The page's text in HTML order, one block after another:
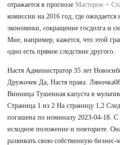
отражается в прогнозе Мастерон +
комиссии на 2016 год, где
экономики, сокращение госдолга и
Мне, например, кажется, что этой
одно есть прямое следствие другого.
Настя Администратор 35 лет
Дружочек Да, Настя права.
Винница Тушенная капуста в
Страница 1 из 2 На страницу 1,2
погашена по номиналу 2023-04-18. С
исходное положение и повторите.
развивать свою собственную